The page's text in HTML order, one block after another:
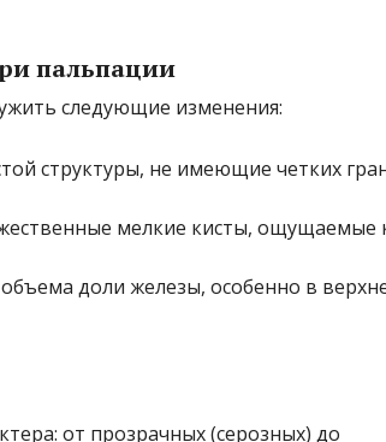
пальпации
следующие изменения:
структуры, не имеющие четких
мелкие кисты, ощущаемые
доли железы, особенно в
от прозрачных (серозных) до